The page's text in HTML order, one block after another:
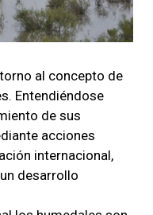
al concepto de
Entendiéndose
de sus
acciones
internacional,
desarrollo